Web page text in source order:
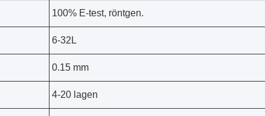
100% E-test, röntgen.
6-32L
0.15 mm
4-20 lagen